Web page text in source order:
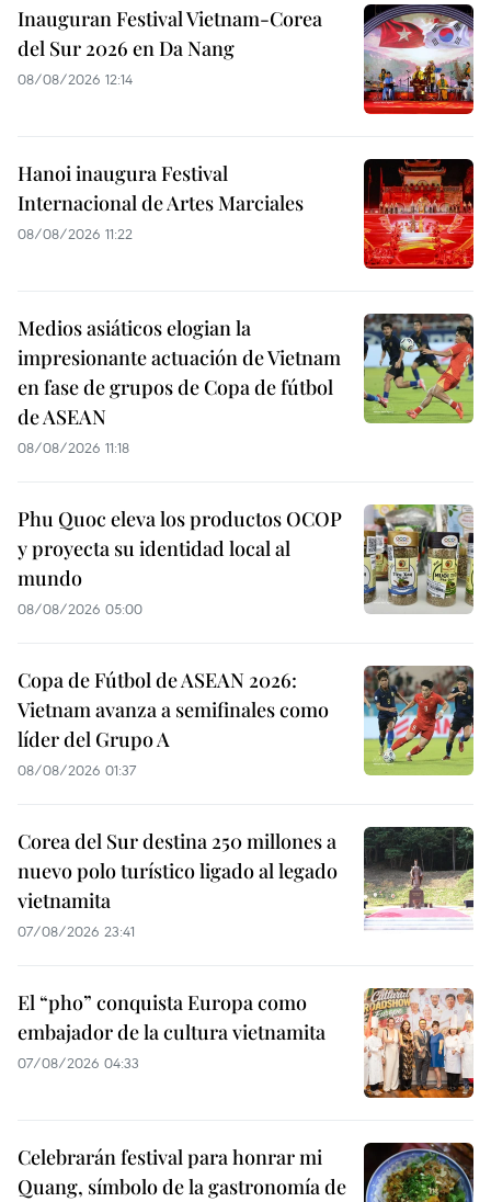
Inauguran Festival Vietnam-Corea
del Sur 2026 en Da Nang
08/08/2026 12:14
Hanoi inaugura Festival
Internacional de Artes Marciales
08/08/2026 11:22
Medios asiáticos elogian la
impresionante actuación de Vietnam
en fase de grupos de Copa de fútbol
de ASEAN
08/08/2026 11:18
Phu Quoc eleva los productos OCOP
y proyecta su identidad local al
mundo
08/08/2026 05:00
Copa de Fútbol de ASEAN 2026:
Vietnam avanza a semifinales como
líder del Grupo A
08/08/2026 01:37
Corea del Sur destina 250 millones a
nuevo polo turístico ligado al legado
vietnamita
07/08/2026 23:41
El “pho” conquista Europa como
embajador de la cultura vietnamita
07/08/2026 04:33
Celebrarán festival para honrar mi
Quang, símbolo de la gastronomía de